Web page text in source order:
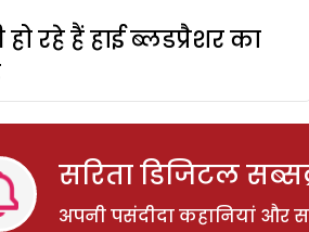
हो रहे हैं हाई ब्लडप्रैशर का
सरिता डिजिटल
अपनी पसंदीदा कहानियां और